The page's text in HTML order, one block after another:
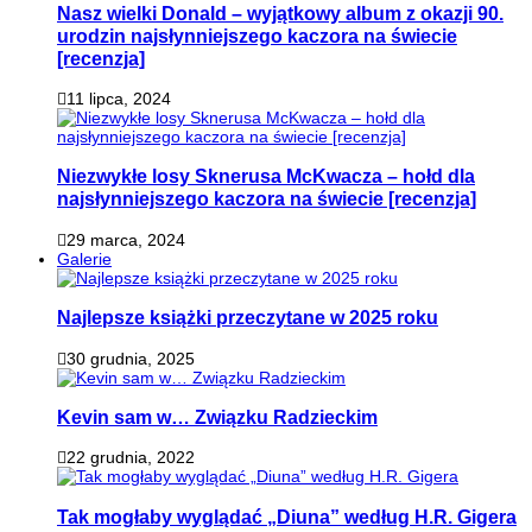
Nasz wielki Donald – wyjątkowy album z okazji 90.
urodzin najsłynniejszego kaczora na świecie
[recenzja]
11 lipca, 2024
Niezwykłe losy Sknerusa McKwacza – hołd dla
najsłynniejszego kaczora na świecie [recenzja]
29 marca, 2024
Galerie
Najlepsze książki przeczytane w 2025 roku
30 grudnia, 2025
Kevin sam w… Związku Radzieckim
22 grudnia, 2022
Tak mogłaby wyglądać „Diuna” według H.R. Gigera